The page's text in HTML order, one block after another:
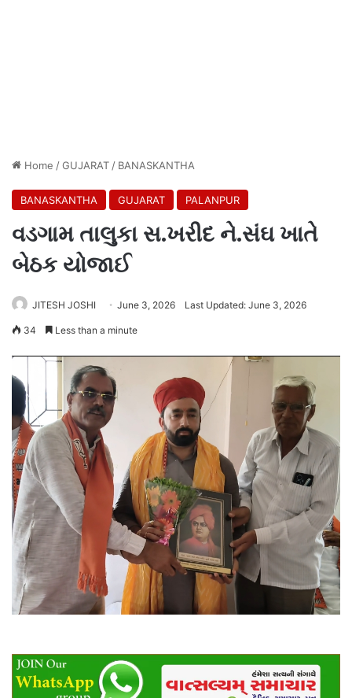
Home /GUJARAT / BANASKANTHA
BANASKANTHA GUJARAT PALANPUR
વડગામ તાલુકા સ.ખરીદ ને.સંઘ ખાતે
બેઠક યોજાઈ
JITESH JOSHI June 3, 2026 Last Updated: June 3, 2026
34 Less than a minute